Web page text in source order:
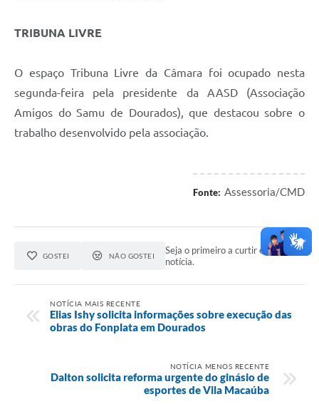
TRIBUNA LIVRE
O espaço Tribuna Livre da Câmara foi ocupado nesta
segunda-feira pela presidente da AASD (Associação
Amigos do Samu de Dourados), que destacou sobre o
trabalho desenvolvido pela associação.
Fonte: Assessoria/CMD
GOSTEI NÃO GOSTEI
Seja o primeiro a curtir esta
notícia.
NOTÍCIA MAIS RECENTE
Elias Ishy solicita informações sobre execução das
obras do Fonplata em Dourados
NOTÍCIA MENOS RECENTE
Dalton solicita reforma urgente do ginásio de
esportes de Vila Macaúba